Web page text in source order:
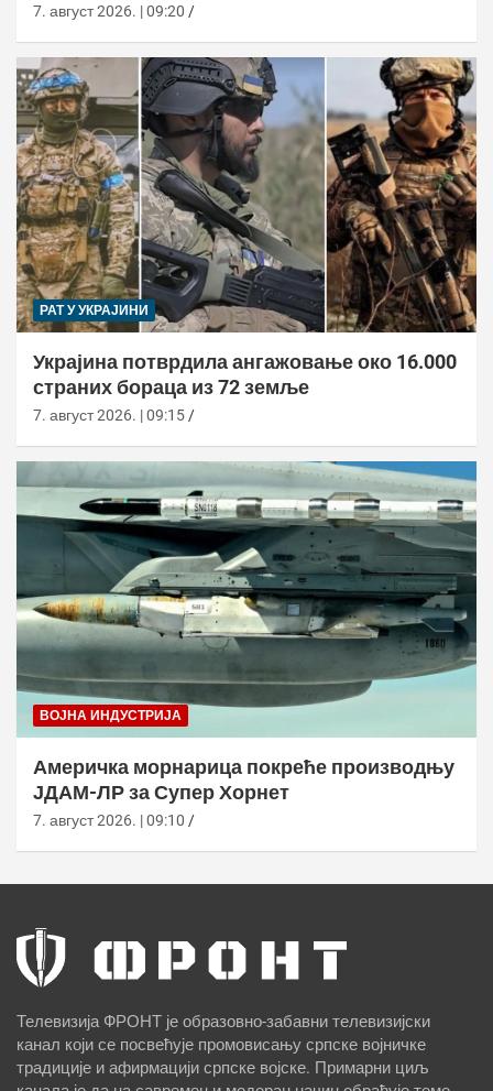
7. август 2026. | 09:20
РАТ У УКРАЈИНИ
Украјина потврдила ангажовање око 16.000
страних бораца из 72 земље
7. август 2026. | 09:15
ВОЈНА ИНДУСТРИЈА
Америчка морнарица покреће производњу
ЈДАМ-ЛР за Супер Хорнет
7. август 2026. | 09:10
Телевизија ФРОНТ је образовно-забавни телевизијски
канал који се посвећује промовисању српске војничке
традиције и афирмацији српске војске. Примарни циљ